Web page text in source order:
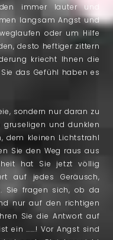
immer lauter und
langsam Angst und
oder um Hilfe
desto heftiger zittern
kriecht Ihnen die
das Gefühl haben es
sondern nur daran zu
und dunklen
dem kleinen Lichtstrahl
Sie den Weg raus aus
hat Sie jetzt völlig
auf jedes Geräusch,
Sie fragen sich, ob da
nur auf den richtigen
Sie die Antwort auf
ein …….! Vor Angst sind